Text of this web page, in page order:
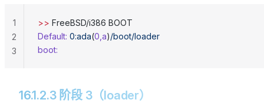
>> FreeBSD/i386 BOOT
Default: 0:ada(0,a)/boot/loader
boot:
1
2
3
16.1.2.3 阶段 3（loader）